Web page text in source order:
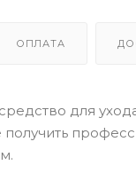
ОПЛАТА
для